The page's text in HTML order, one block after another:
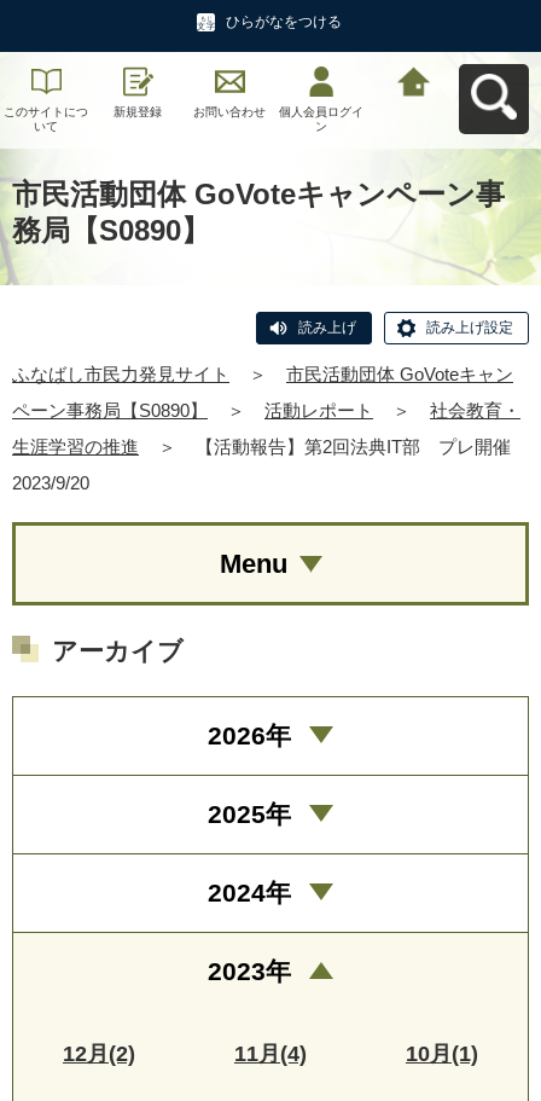
ひらがなをつける
このサイトにつ
いて
新規登録 お問い合わせ
個人会員ログイ
ン
市民活動団体 GoVoteキャンペーン事
務局【S0890】
読み上げ 読み上げ設定
ふなばし市民力発見サイト ＞
市民活動団体 GoVoteキャン
ペーン事務局【S0890】
＞ 活動レポート ＞
社会教育・
生涯学習の推進
＞
【活動報告】第2回法典IT部 プレ開催
2023/9/20
Menu
アーカイブ
2026年
2025年
2024年
2023年
12月(2) 11月(4) 10月(1)